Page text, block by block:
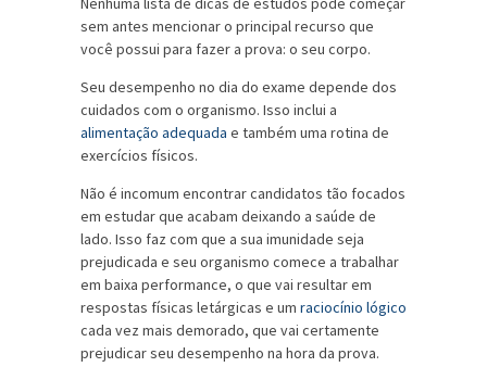
sem antes mencionar o principal recurso que
você possui para fazer a prova: o seu corpo.
Seu desempenho no dia do exame depende dos
cuidados com o organismo. Isso inclui a
alimentação adequada e também uma rotina de
exercícios físicos.
Não é incomum encontrar candidatos tão focados
em estudar que acabam deixando a saúde de
lado. Isso faz com que a sua imunidade seja
prejudicada e seu organismo comece a trabalhar
em baixa performance, o que vai resultar em
respostas físicas letárgicas e um raciocínio lógico
cada vez mais demorado, que vai certamente
prejudicar seu desempenho na hora da prova.